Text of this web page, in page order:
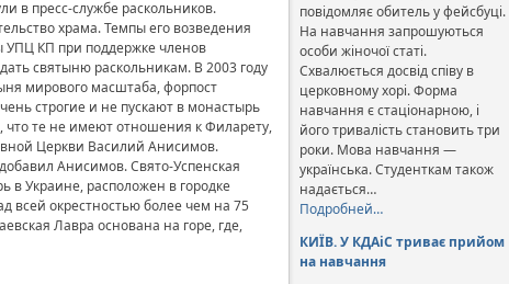
в пресс-службе раскольников.
храма. Темпы его возведения
УПЦ КП при поддержке членов
святыню раскольникам. В 2003 году
мирового масштаба, форпост
строгие и не пускают в монастырь
что те не имеют отношения к Филарету,
Церкви Василий Анисимов.
Анисимов. Свято-Успенская
в Украине, расположен в городке
всей окрестностью более чем на 75
Лавра основана на горе, где,
повідомляє обитель у фейсбуці.
На навчання запрошуються
особи жіночої статі.
Схвалюється досвід співу в
церковному хорі. Форма
навчання є стаціонарною, і
його тривалість становить три
роки. Мова навчання —
українська. Студенткам також
надається…
Подробней…
КИЇВ. У КДАіС триває прийом
на навчання